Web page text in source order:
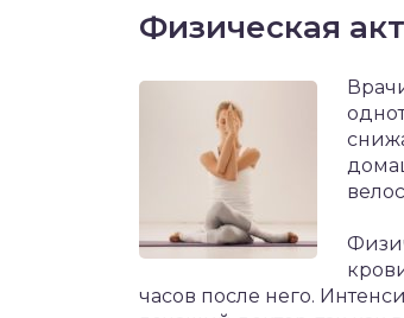
Физическая
часов после него.